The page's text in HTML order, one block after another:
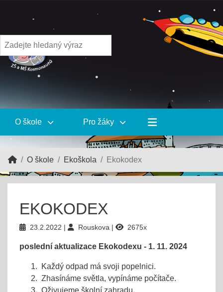
O škole Pro žáky
O škole Ekoškola Ekokodex
EKOKODEX
23.2.2022 Rouskova 2675x
poslední aktualizace Ekokodexu - 1. 11. 2024
Každý odpad má svoji popelnici.
Zhasínáme světla, vypínáme počítače.